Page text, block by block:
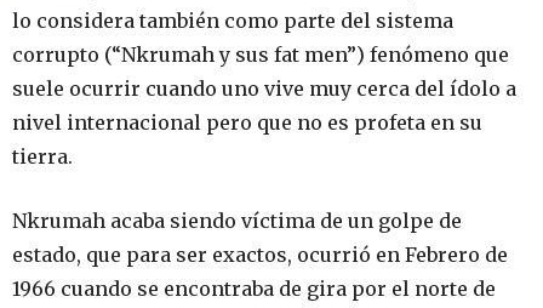
lo considera también como parte del sistema
corrupto (“Nkrumah y sus fat men”) fenómeno que
suele ocurrir cuando uno vive muy cerca del ídolo a
nivel internacional pero que no es profeta en su
tierra.
Nkrumah acaba siendo víctima de un golpe de
estado, que para ser exactos, ocurrió en Febrero de
1966 cuando se encontraba de gira por el norte de